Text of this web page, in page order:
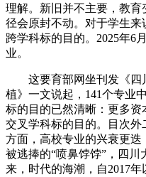
理解。新旧并不主要，教
径会原封不动。对于学生来
跨学科标的目的。2025年6
业。
这要育部网坐刊发《四
植》一文说起，141个专业
标的目的已然清晰：更多
交叉学科标的目的。目次外
方面，高校专业的兴衰更
被逃捧的“喷鼻饽饽”，四
来，时代的海潮，自2017